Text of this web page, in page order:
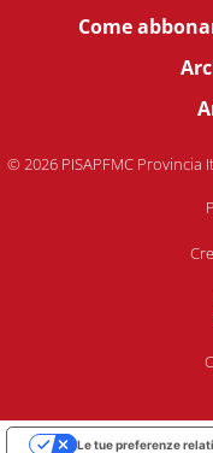
Come
© 2026 PISAPFMC
Le tue preferenze